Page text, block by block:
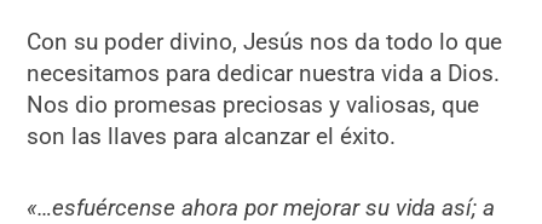
Con su poder divino, Jesús nos da todo lo que
necesitamos para dedicar nuestra vida a Dios.
Nos dio promesas preciosas y valiosas, que
son las llaves para alcanzar el éxito.
«…esfuércense ahora por mejorar su vida así; a